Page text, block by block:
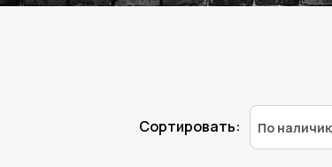
Сортировать: По